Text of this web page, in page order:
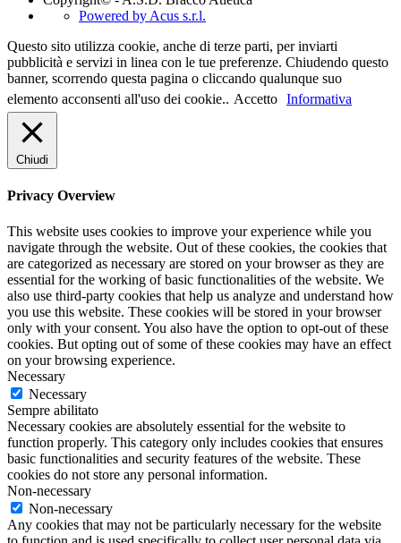
Powered by Acus s.r.l.
Questo sito utilizza cookie, anche di terze parti, per inviarti
pubblicità e servizi in linea con le tue preferenze. Chiudendo questo
banner, scorrendo questa pagina o cliccando qualunque suo
elemento acconsenti all'uso dei cookie.. Accetto Informativa
Chiudi
Privacy Overview
This website uses cookies to improve your experience while you
navigate through the website. Out of these cookies, the cookies that
are categorized as necessary are stored on your browser as they are
essential for the working of basic functionalities of the website. We
also use third-party cookies that help us analyze and understand how
you use this website. These cookies will be stored in your browser
only with your consent. You also have the option to opt-out of these
cookies. But opting out of some of these cookies may have an effect
on your browsing experience.
Necessary
Necessary
Sempre abilitato
Necessary cookies are absolutely essential for the website to
function properly. This category only includes cookies that ensures
basic functionalities and security features of the website. These
cookies do not store any personal information.
Non-necessary
Non-necessary
Any cookies that may not be particularly necessary for the website